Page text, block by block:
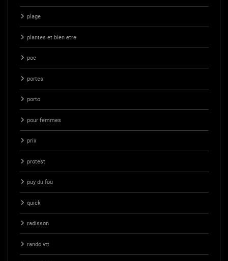
plage
plantes et bien etre
poc
portes
porto
pour femmes
prix
protest
puy du fou
quick
radisson
rando vtt